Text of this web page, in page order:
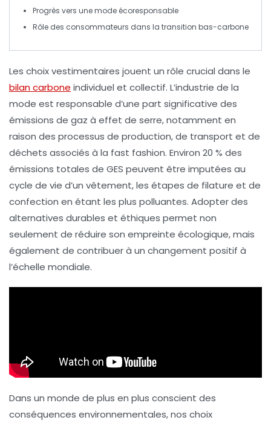
Progrès vers unemode écoresponsable
Rôle des consommateurs dans la transition bas-carbone
Les choix vestimentaires jouent un rôle crucial dans le
bilan carbone individuel et collectif. L’industrie de la
mode est responsable d’une part significative des
émissions de gaz à effet de serre, notamment en
raison des processus de production, de transport et de
déchets associés à la fast fashion. Environ 20 % des
émissions totales de GES peuvent être imputées au
cycle de vie d’un vêtement, les étapes de filature et de
confection en étant les plus polluantes. Adopter des
alternatives durables et éthiques permet non
seulement de réduire son empreinte écologique, mais
également de contribuer à un changement positif à
l’échelle mondiale.
Dans un monde de plus en plus conscient des
conséquences environnementales, nos choix